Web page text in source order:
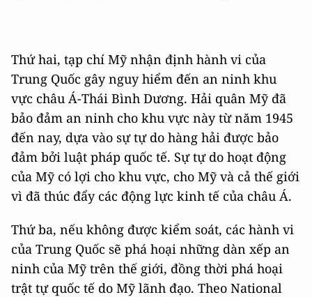
Thứ hai, tạp chí Mỹ nhận định hành vi của
Trung Quốc gây nguy hiểm đến an ninh khu
vực châu Á-Thái Bình Dương. Hải quân Mỹ đã
bảo đảm an ninh cho khu vực này từ năm 1945
đến nay, dựa vào sự tự do hàng hải được bảo
đảm bởi luật pháp quốc tế. Sự tự do hoạt động
của Mỹ có lợi cho khu vực, cho Mỹ và cả thế giới
vì đã thúc đẩy các động lực kinh tế của châu Á.
Thứ ba, nếu không được kiểm soát, các hành vi
của Trung Quốc sẽ phá hoại những dàn xếp an
ninh của Mỹ trên thế giới, đồng thời phá hoại
trật tự quốc tế do Mỹ lãnh đạo. Theo National